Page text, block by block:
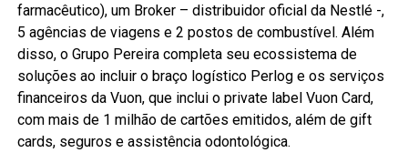
farmacêutico), um Broker – distribuidor oficial da Nestlé -,
5 agências de viagens e 2 postos de combustível. Além
disso, o Grupo Pereira completa seu ecossistema de
soluções ao incluir o braço logístico Perlog e os serviços
financeiros da Vuon, que inclui o private label Vuon Card,
com mais de 1 milhão de cartões emitidos, além de gift
cards, seguros e assistência odontológica.